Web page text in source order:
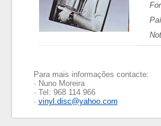
Para mais informações contacte:
· Nuno Moreira
· Tel: 968 114 966
· vinyl.disc@yahoo.com